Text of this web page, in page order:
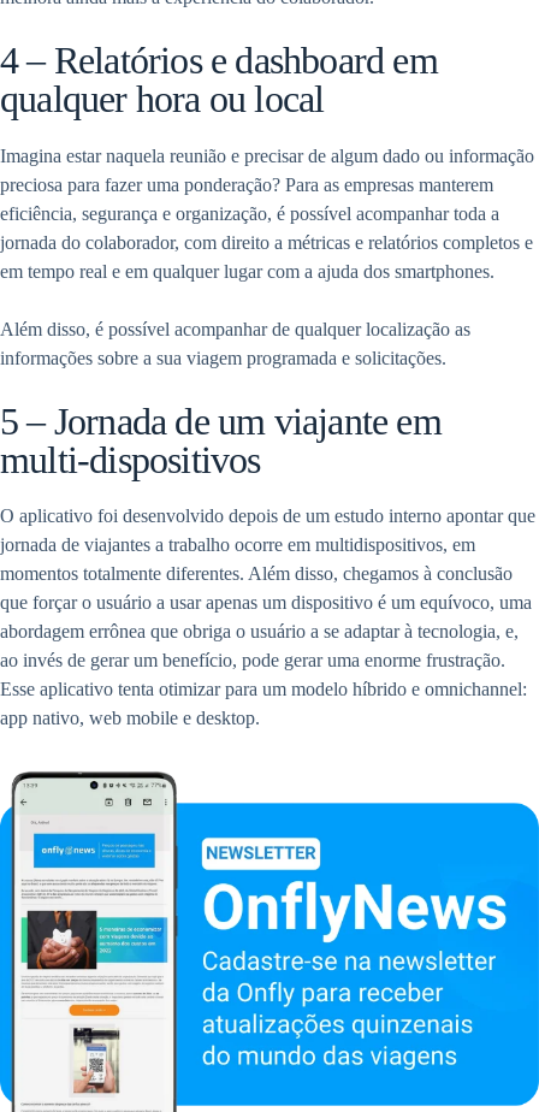
4 – Relatórios e dashboard em
qualquer hora ou local
Imagina estar naquela reunião e precisar de algum dado ou informação
preciosa para fazer uma ponderação? Para as empresas manterem
eficiência, segurança e organização, é possível acompanhar toda a
jornada do colaborador, com direito a métricas e relatórios completos e
em tempo real e em qualquer lugar com a ajuda dos smartphones.
Além disso, é possível acompanhar de qualquer localização as
informações sobre a sua viagem programada e solicitações.
5 – Jornada de um viajante em
multi-dispositivos
O aplicativo foi desenvolvido depois de um estudo interno apontar que
jornada de viajantes a trabalho ocorre em multidispositivos, em
momentos totalmente diferentes. Além disso, chegamos à conclusão
que forçar o usuário a usar apenas um dispositivo é um equívoco, uma
abordagem errônea que obriga o usuário a se adaptar à tecnologia, e,
ao invés de gerar um benefício, pode gerar uma enorme frustração.
Esse aplicativo tenta otimizar para um modelo híbrido e omnichannel:
app nativo, web mobile e desktop.